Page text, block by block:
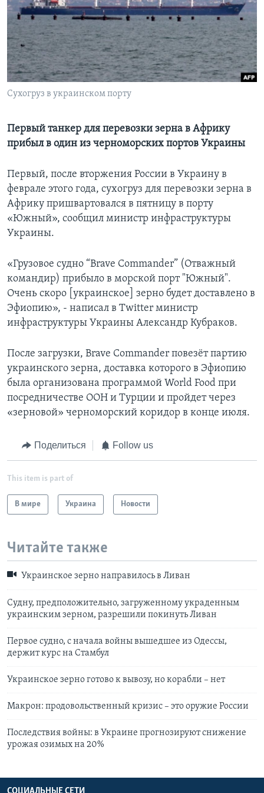
Learning English
СОЦИАЛЬНЫЕ СЕТИ
Сухогруз в украинском порту
Первый танкер для перевозки зерна в Африку
прибыл в один из черноморских портов Украины
Первый, после вторжения России в Украину в
феврале этого года, сухогруз для перевозки зерна в
Африку пришвартовался в пятницу в порту
«Южный», сообщил министр инфраструктуры
Украины.
«Грузовое судно “Brave Commander” (Отважный
командир) прибыло в морской порт "Южный".
Очень скоро [украинское] зерно будет доставлено в
Эфиопию», - написал в Twitter министр
инфраструктуры Украины Александр Кубраков.
После загрузки, Brave Commander повезёт партию
украинского зерна, доставка которого в Эфиопию
была организована программой World Food при
посредничестве ООН и Турции и пройдет через
«зерновой» черноморский коридор в конце июля.
Поделиться Follow us
This item is part of
В мире Украина Новости
Читайте также
Украинское зерно направилось в Ливан
Судну, предположительно, загруженному украденным
украинским зерном, разрешили покинуть Ливан
Первое судно, с начала войны вышедшее из Одессы,
держит курс на Стамбул
Украинское зерно готово к вывозу, но корабли – нет
Макрон: продовольственный кризис – это оружие России
Последствия войны: в Украине прогнозируют снижение
урожая озимых на 20%